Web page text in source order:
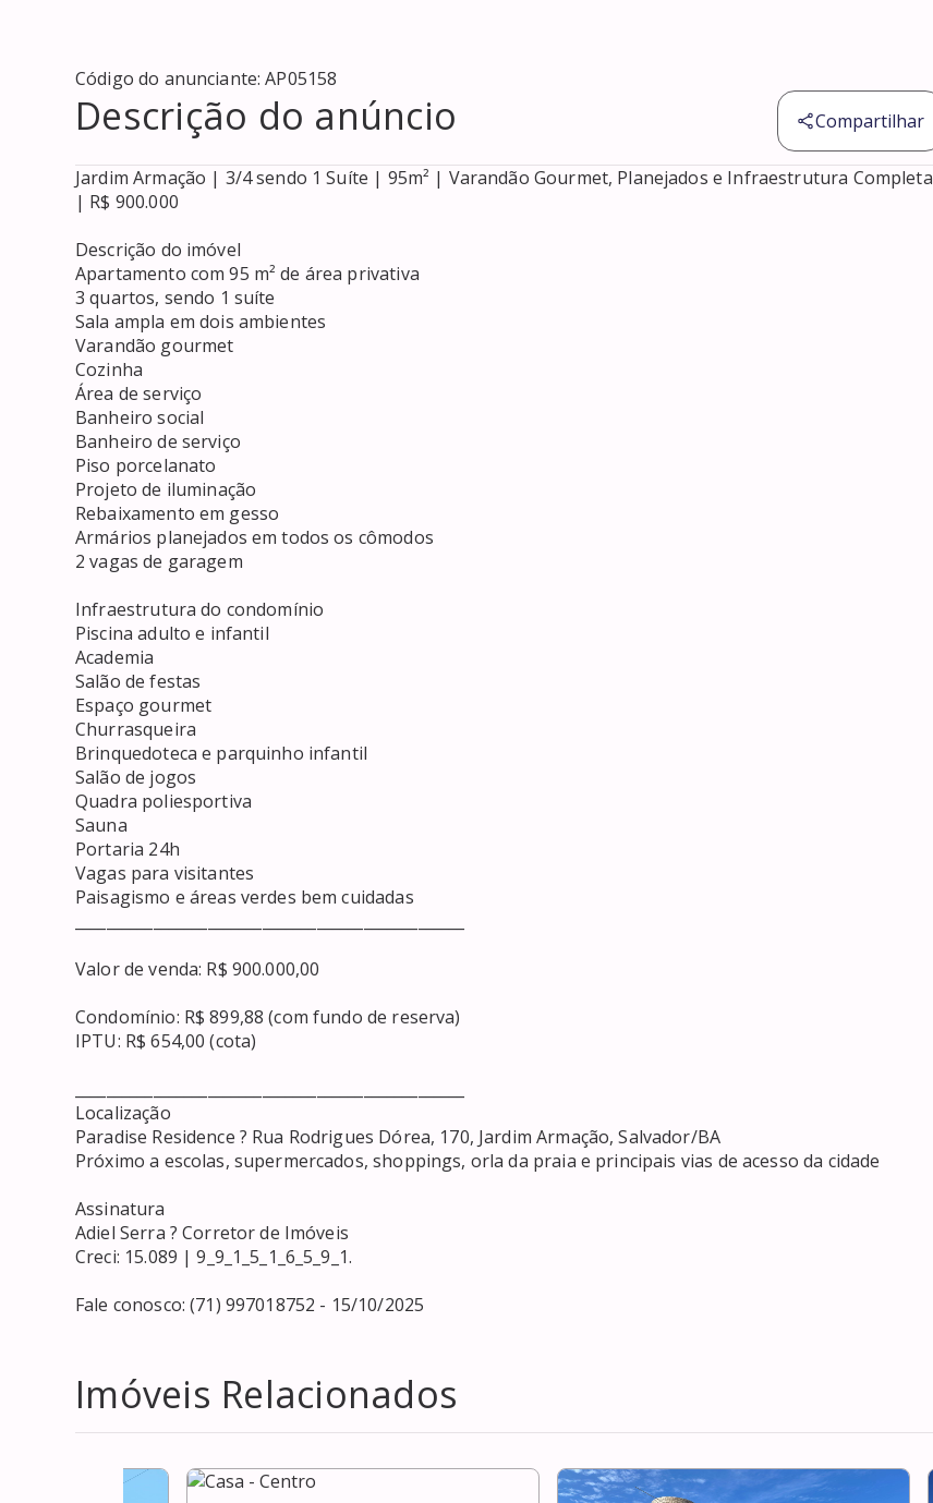
Código do anunciante:AP05158
Descrição do anúncio Compartilhar
Jardim Armação | 3/4 sendo 1 Suíte | 95m² | Varandão Gourmet, Planejados e Infraestrutura Completa
| R$ 900.000
Descrição do imóvel
Apartamento com 95 m² de área privativa
3 quartos, sendo 1 suíte
Sala ampla em dois ambientes
Varandão gourmet
Cozinha
Área de serviço
Banheiro social
Banheiro de serviço
Piso porcelanato
Projeto de iluminação
Rebaixamento em gesso
Armários planejados em todos os cômodos
2 vagas de garagem
Infraestrutura do condomínio
Piscina adulto e infantil
Academia
Salão de festas
Espaço gourmet
Churrasqueira
Brinquedoteca e parquinho infantil
Salão de jogos
Quadra poliesportiva
Sauna
Portaria 24h
Vagas para visitantes
Paisagismo e áreas verdes bem cuidadas
Valor de venda: R$ 900.000,00
Condomínio: R$ 899,88 (com fundo de reserva)
IPTU: R$ 654,00 (cota)
Localização
Paradise Residence ? Rua Rodrigues Dórea, 170, Jardim Armação, Salvador/BA
Próximo a escolas, supermercados, shoppings, orla da praia e principais vias de acesso da cidade
Assinatura
Adiel Serra ? Corretor de Imóveis
Creci: 15.089 | 9_9_1_5_1_6_5_9_1.
Fale conosco: (71) 997018752 - 15/10/2025
Imóveis Relacionados